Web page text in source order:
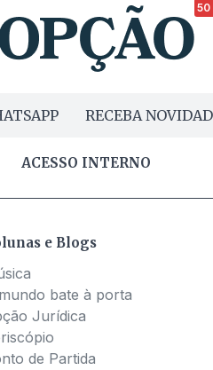
50
RECEBA
ACESSO INTERNO
e Blogs
bate à porta
Jurídica
de Partida